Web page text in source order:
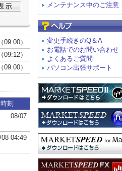
メンテナンス中のご注意
変更手続きのQ＆A
お電話でのお問い合わせ
よくあるご質問
パソコン出張サポート